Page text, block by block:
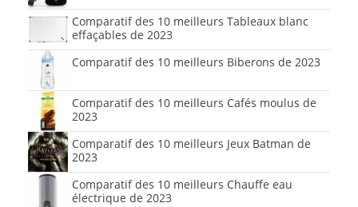
Comparatif des 10 meilleurs Tableaux blanc
effaçables de 2023
Comparatif des 10 meilleurs Biberons de 2023
Comparatif des 10 meilleurs Cafés moulus de
2023
Comparatif des 10 meilleurs Jeux Batman de
2023
Comparatif des 10 meilleurs Chauffe eau
électrique de 2023